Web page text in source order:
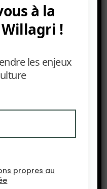
SUIVANT
à la
!
les enjeux
propres au